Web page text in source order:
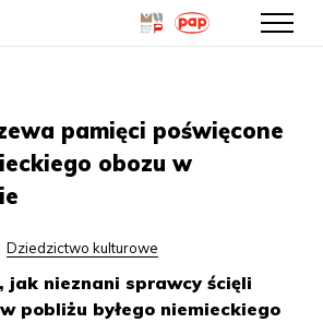
treści
pamięci poświęcone
obozu w
Dziedzictwo kulturowe
jak nieznani sprawcy ścięli
pobliżu byłego niemieckiego